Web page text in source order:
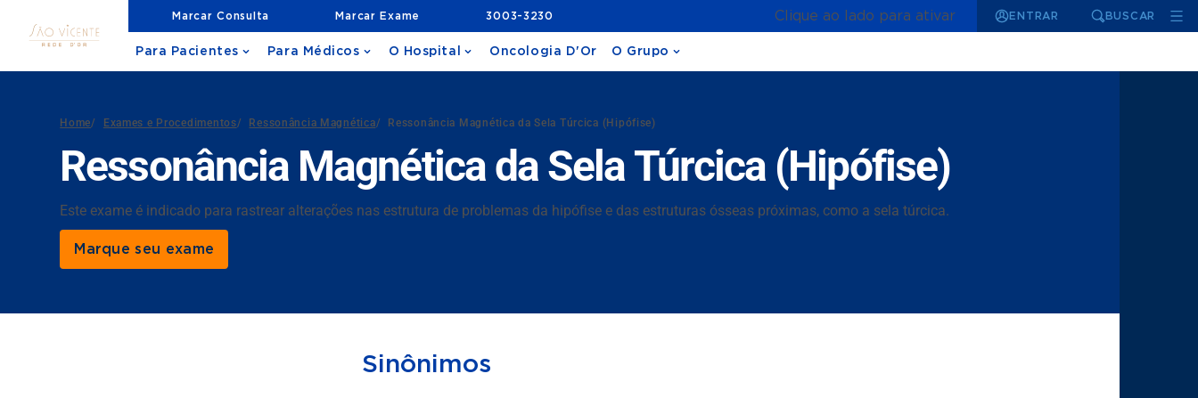
Marcar Consulta Marcar Exame 3003-3230 Clique ao lado para ativar ENTRAR BUSCAR
Para Pacientes Para Médicos O Hospital Oncologia D'Or O Grupo
Home/ Exames e Procedimentos/ Ressonância Magnética/ Ressonância Magnética da Sela Túrcica (Hipófise)
Ressonância Magnética da Sela Túrcica (Hipófise)
Este exame é indicado para rastrear alterações nas estrutura de problemas da hipófise e das estruturas ósseas próximas, como a sela túrcica.
Marque seu exame
Sinônimos